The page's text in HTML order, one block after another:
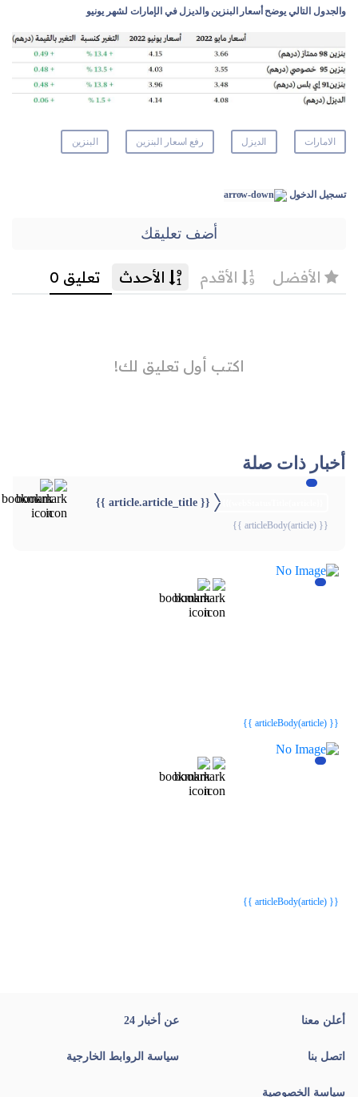
والجدول التالي يوضح أسعار البنزين والديزل في الإمارات لشهر يونيو
الامارات الديزل رفع اسعار البنزين البنزين
تسجيل الدخول
أضف تعليقك
أخبار ذات صلة
{{ article.article_title }}
{{ articleBody(article) }}
{{ articleBody(article) }}
{{ articleBody(article) }}
أعلن معنا عن أخبار 24
اتصل بنا سياسة الروابط الخارجية
سياسة الخصوصية